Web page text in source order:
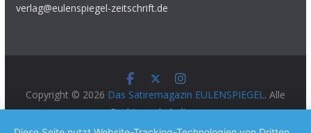
verlag@eulenspiegel-zeitschrift.de
Copyright © 2026 Das Satiremagazin EULENSPIEGEL. Alle
Rechte vorbehalten.
Theme:ColorMag Provon ThemeGrill. Präsentiert von